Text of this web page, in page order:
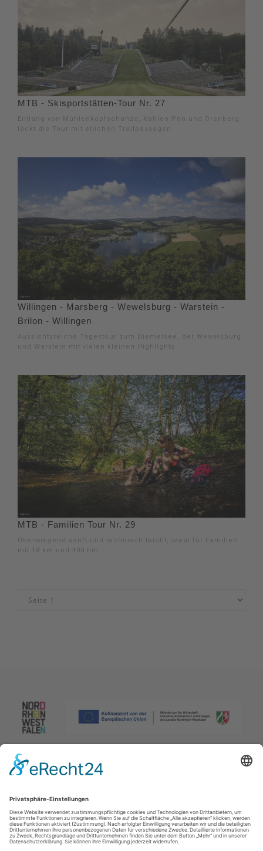
MTB - Skisportstätten-Tour Nr. 27
Entlang von Mühlenkopfschanze, Kahlen Pön und Orenberg
lockt die Tour mit etlichen Trailpassagen
Willingen - Marsberg - Wewelsburg - Warstein -
Brilon - Willingen
Aussichtsreiche Tagestour zum Diemelsee, der Wewelsburg
und Warstein mit vielen kleinen Highlights
MTB - Familien Tour Nr. 29
Überwiegend sanft und technisch leicht, ideal für Familien
mit 18 km und 400 hm
Impressum|Datenschutzerklärung|Barrierefreiheitserklärung|
Kontakt